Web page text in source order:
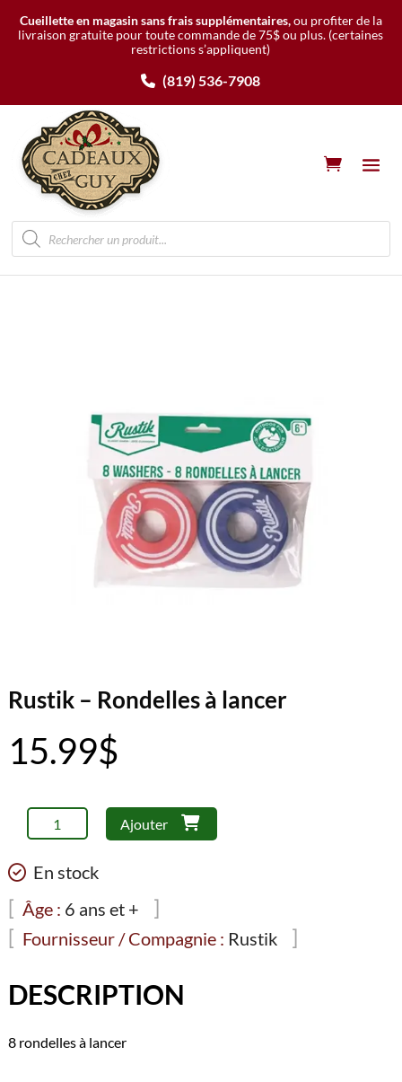
Cueillette en magasin sans frais supplémentaires,ou profiter de la
livraison gratuite pour toute commande de 75$ ou plus. (certaines
restrictions s’appliquent)
(819) 536-7908
Recherche
de
produits
Rustik – Rondelles à lancer
15.99$
quantité
de
Rondelles
lancer
Ajouter
En stock
Âge : 6 ans et +
Fournisseur / Compagnie : Rustik
DESCRIPTION
8 rondelles à lancer